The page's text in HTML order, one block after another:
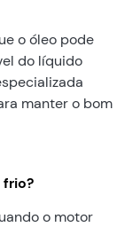
o óleo pode
do líquido
manter o bom
o motor